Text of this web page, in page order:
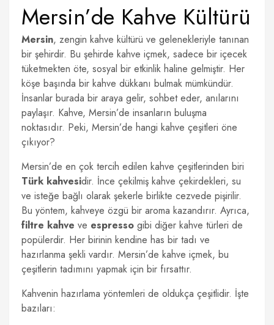
Mersin’de Kahve Kültürü
Mersin, zengin kahve kültürü ve gelenekleriyle tanınan
bir şehirdir. Bu şehirde kahve içmek, sadece bir içecek
tüketmekten öte, sosyal bir etkinlik haline gelmiştir. Her
köşe başında bir kahve dükkanı bulmak mümkündür.
İnsanlar burada bir araya gelir, sohbet eder, anılarını
paylaşır. Kahve, Mersin’de insanların buluşma
noktasıdır. Peki, Mersin’de hangi kahve çeşitleri öne
çıkıyor?
Mersin’de en çok tercih edilen kahve çeşitlerinden biri
Türk kahvesidir. İnce çekilmiş kahve çekirdekleri, su
ve isteğe bağlı olarak şekerle birlikte cezvede pişirilir.
Bu yöntem, kahveye özgü bir aroma kazandırır. Ayrıca,
filtre kahve ve espresso gibi diğer kahve türleri de
popülerdir. Her birinin kendine has bir tadı ve
hazırlanma şekli vardır. Mersin’de kahve içmek, bu
çeşitlerin tadımını yapmak için bir fırsattır.
Kahvenin hazırlama yöntemleri de oldukça çeşitlidir. İşte
bazıları: